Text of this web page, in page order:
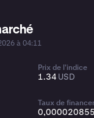
à 04:11
Prix de l'indice
1.34 USD
Taux de
0,000020855